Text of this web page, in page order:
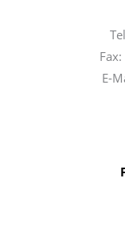
Fax:
E-